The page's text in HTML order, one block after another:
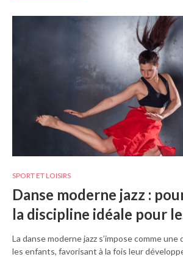
SPORT ET LOISIRS
Danse moderne jazz :
la discipline idéale pour
La danse moderne jazz s’impose comme
les enfants, favorisant à la fois leur